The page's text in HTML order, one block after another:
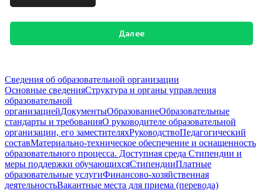
Сведения об образовательной организации
Основные сведенияСтруктура и органы управления
образовательной
организациейДокументыОбразованиеОбразовательные
стандарты и требованияО руководителе образовательной
организации, его заместителяхРуководствоПедагогический
составМатериально-техническое обеспечение и оснащенность
образовательного процесса. Доступная среда Стипендии и
меры поддержки обучающихсяСтипендииПлатные
образовательные услугиФинансово-хозяйственная
деятельностьВакантные места для приема (перевода)